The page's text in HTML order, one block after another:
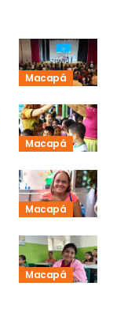
Macapá
Macapá
Macapá
Macapá